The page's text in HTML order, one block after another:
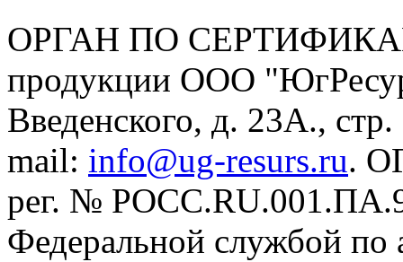
ОРГАН ПО
продукции ООО
Введенского, д. 23А.,
mail: info@ug-resurs.ru.
рег. №
Федеральной службой по